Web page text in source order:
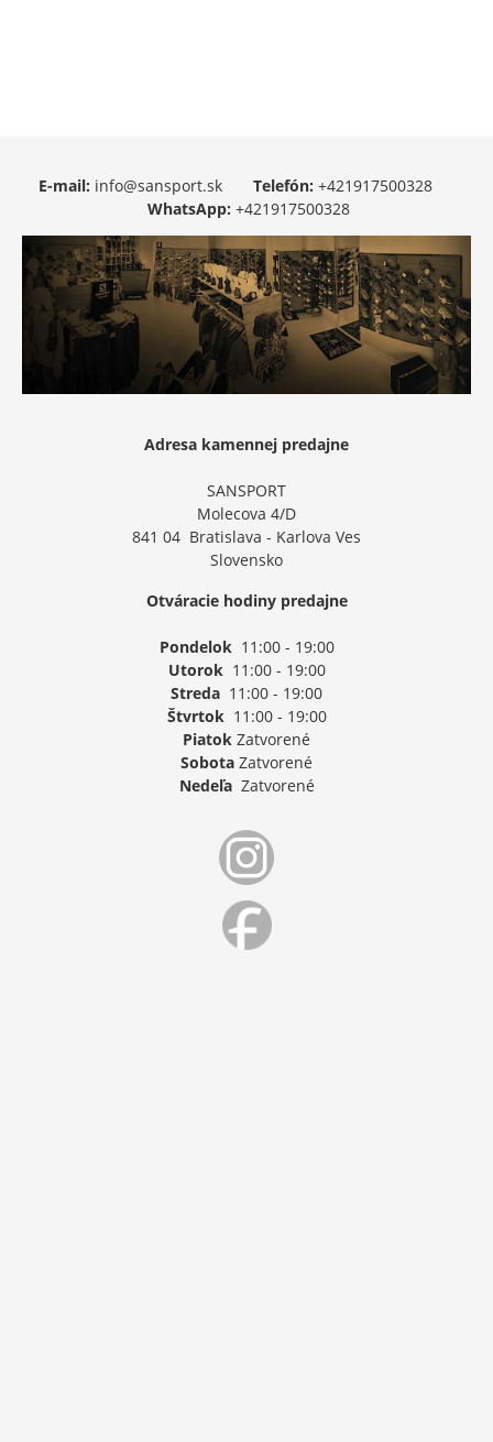
E-mail: info@sansport.sk Telefón: +421917500328
WhatsApp: +421917500328
Adresa kamennej predajne
SANSPORT
Molecova 4/D
841 04 Bratislava - Karlova Ves
Slovensko
Otváracie hodiny predajne
Pondelok11:00 - 19:00
Utorok11:00 - 19:00
Streda 11:00 - 19:00
Štvrtok11:00 - 19:00
Piatok Zatvorené
Sobota Zatvorené
NedeľaZatvorené